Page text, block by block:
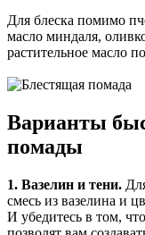
Для блеска помимо
масло миндаля,
растительное масло
Варианты
помады
1. Вазелин и тени.
смесь из вазелина и
И убедитесь в том,